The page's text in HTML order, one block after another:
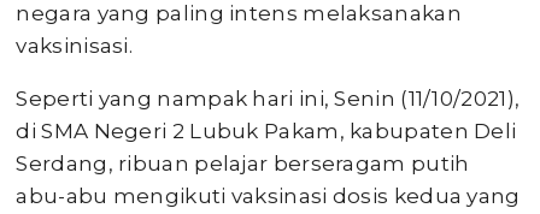
negara yang paling intens melaksanakan
vaksinisasi.
Seperti yang nampak hari ini, Senin (11/10/2021),
di SMA Negeri 2 Lubuk Pakam, kabupaten Deli
Serdang, ribuan pelajar berseragam putih
abu-abu mengikuti vaksinasi dosis kedua yang